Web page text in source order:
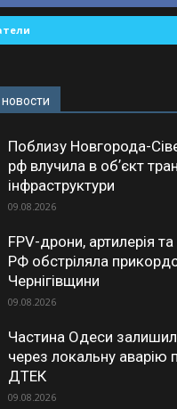
Поблизу Новгорода-
рф влучила в обʼєкт
інфраструктури
09.08.2026
FPV-дрони, артилерія
РФ обстріляла
Чернігівщини
09.08.2026
Частина Одеси
через локальну аварію
ДТЕК
09.08.2026